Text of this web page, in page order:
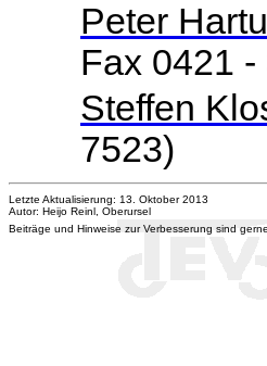
Peter
Fax 0421
Steffen
7523)
Letzte Aktualisierung: 13. Oktober 2013
Autor: Heijo Reinl, Oberursel
Beiträge und Hinweise zur Verbesserung sind